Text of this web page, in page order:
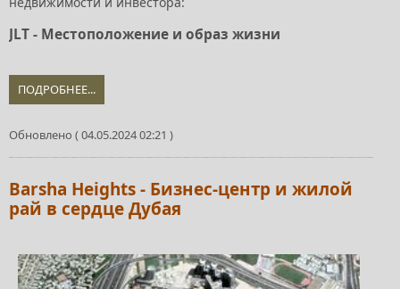
JLT - Местоположение и образ жизни
ПОДРОБНЕЕ...
Обновлено ( 04.05.2024 02:21 )
Barsha Heights - Бизнес-центр и жилой
рай в сердце Дубая